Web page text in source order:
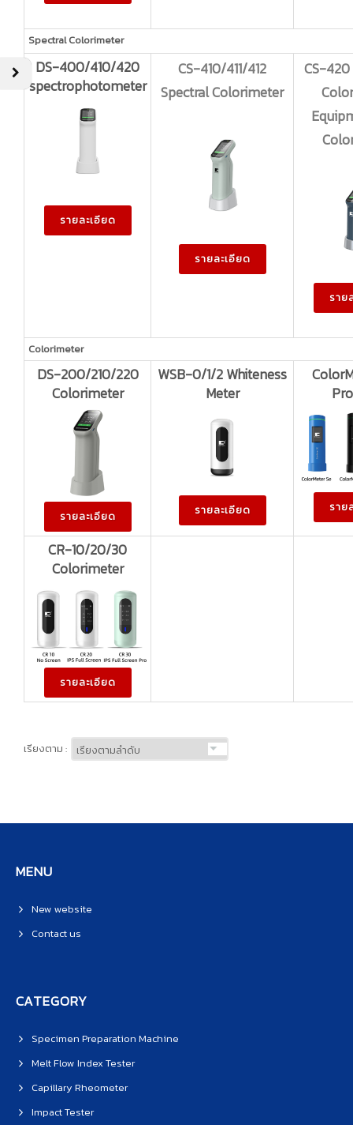
Spectral Colorimeter
DS-400/410/420
spectrophotometer
รายละเอียด
CS-410/411/412
Spectral Colorimeter
รายละเอียด
CS-
ราย
Colorimeter
DS-200/210/220
Colorimeter
รายละเอียด
WSB-0/1/2 Whiteness
Meter
รายละเอียด ราย
CR-10/20/30
Colorimeter
รายละเอียด
เรียงตาม :
MENU
New website
Contact us
CATEGORY
Specimen Preparation Machine
Melt Flow Index Tester
Capillary Rheometer
Impact Tester